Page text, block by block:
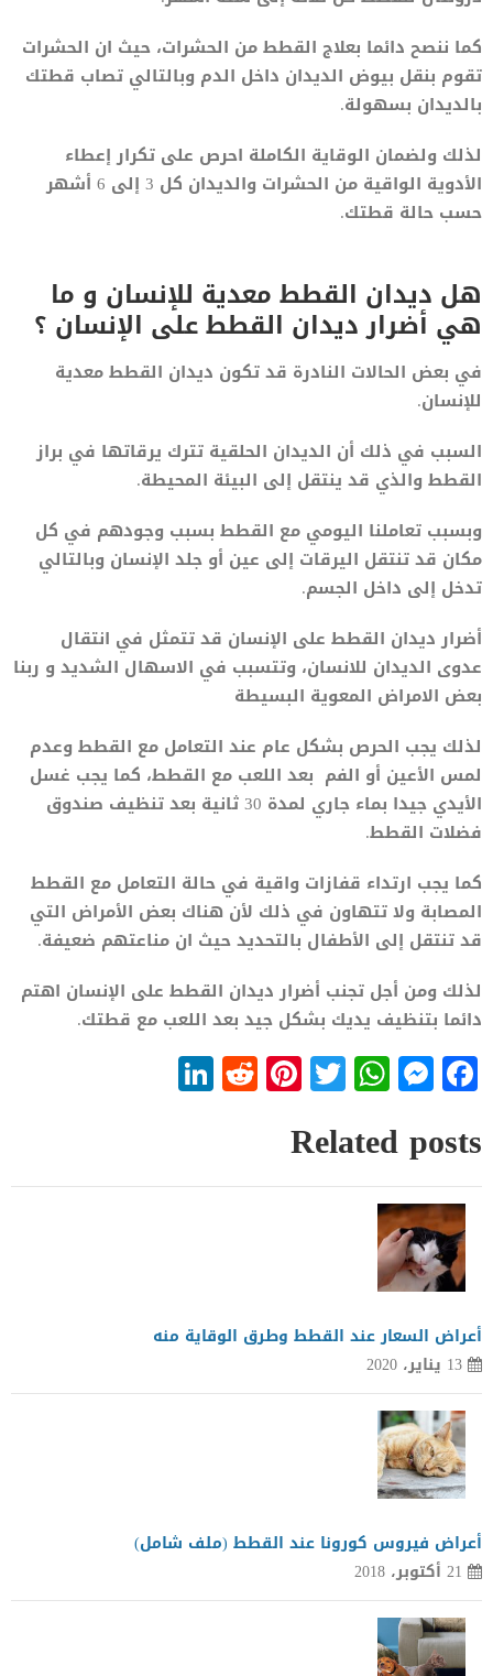
كما ننصح دائما بعلاج القطط من الحشرات، حيث ان الحشرات
تقوم بنقل بيوض الديدان داخل الدم وبالتالي تصاب قطتك
بالديدان بسهولة.
لذلك ولضمان الوقاية الكاملة احرص على تكرار إعطاء
الأدوية الواقية من الحشرات والديدان كل 3 إلى 6 أشهر
حسب حالة قطتك.
هل ديدان القطط معدية للإنسان و ما
هي أضرار ديدان القطط على الإنسان ؟
في بعض الحالات النادرة قد تكون ديدان القطط معدية
للإنسان.
السبب في ذلك أن الديدان الحلقية تترك يرقاتها في براز
القطط والذي قد ينتقل إلى البيئة المحيطة.
وبسبب تعاملنا اليومي مع القطط بسبب وجودهم في كل
مكان قد تنتقل اليرقات إلى عين أو جلد الإنسان وبالتالي
تدخل إلى داخل الجسم.
أضرار ديدان القطط على الإنسان قد تتمثل في انتقال
عدوى الديدان للانسان، وتتسبب في الاسهال الشديد و ربنا
بعض الامراض المعوية البسيطة
لذلك يجب الحرص بشكل عام عند التعامل مع القطط وعدم
لمس الأعين أو الفم بعد اللعب مع القطط، كما يجب غسل
الأيدي جيدا بماء جاري لمدة 30 ثانية بعد تنظيف صندوق
فضلات القطط.
كما يجب ارتداء قفازات واقية في حالة التعامل مع القطط
المصابة ولا تتهاون في ذلك لأن هناك بعض الأمراض التي
قد تنتقل إلى الأطفال بالتحديد حيث ان مناعتهم ضعيفة.
لذلك ومن أجل تجنب أضرار ديدان القطط على الإنسان اهتم
دائما بتنظيف يديك بشكل جيد بعد اللعب مع قطتك.
Facebook
Messenger
WhatsApp
Twitter
Pinterest
Reddit
Related posts
أعراض السعار عند القطط وطرق الوقاية منه
13 يناير، 2020
أعراض فيروس كورونا عند القطط (ملف شامل)
21 أكتوبر، 2018